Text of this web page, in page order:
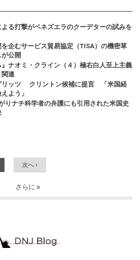
る打撃がベネズエラのクーデターの試みを
企むサービス貿易協定（TISA）の機密草
公開
』ナオミ・クライン（４）極右白人至上主義
関連
リッツ クリントン候補に提言 「米国経
よう」
りナチ科学者の弁護にも引用された米国史
次へ ›
さらに